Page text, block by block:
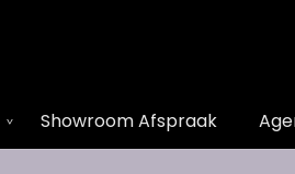
Showroom Afspraak